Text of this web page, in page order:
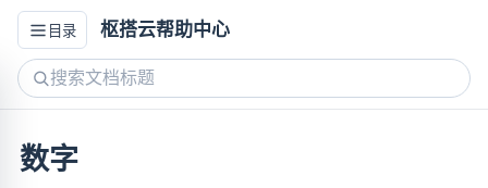
目录 枢搭云帮助中心
数字